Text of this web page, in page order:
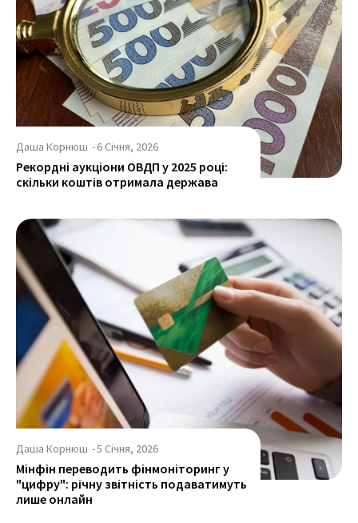
Даша Корнюш -6 Січня, 2026
Рекордні аукціони ОВДП у 2025 році:
скільки коштів отримала держава
Даша Корнюш -5 Січня, 2026
Мінфін переводить фінмоніторинг у
"цифру": річну звітність подаватимуть
лише онлайн